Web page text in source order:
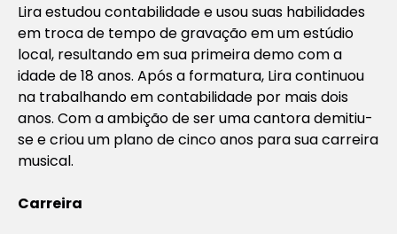
Lira estudou contabilidade e usou suas habilidades
em troca de tempo de gravação em um estúdio
local, resultando em sua primeira demo com a
idade de 18 anos. Após a formatura, Lira continuou
na trabalhando em contabilidade por mais dois
anos. Com a ambição de ser uma cantora demitiu-
se e criou um plano de cinco anos para sua carreira
musical.
Carreira